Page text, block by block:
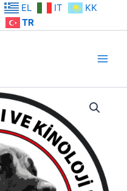
EL IT
KK
TR